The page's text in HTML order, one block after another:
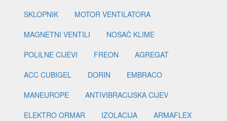
SKLOPNIK
MOTOR VENTILATORA
MAGNETNI VENTILI
NOSAČ KLIME
POLILNE CIJEVI
FREON
AGREGAT
ACC CUBIGEL
DORIN
EMBRACO
MANEUROPE
ANTIVIBRACIJSKA CIJEV
ELEKTRO ORMAR
IZOLACIJA
ARMAFLEX